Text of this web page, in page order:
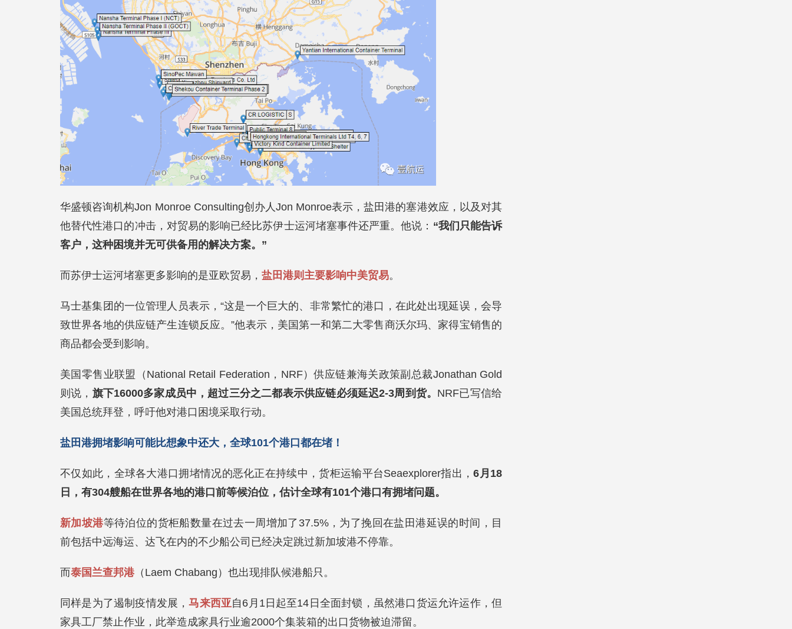
华盛顿咨询机构Jon Monroe Consulting创办人Jon Monroe表示，盐田港的塞港效应，以及对其
他替代性港口的冲击，对贸易的影响已经比苏伊士运河堵塞事件还严重。他说： “我们只能告诉
客户，这种困境并无可供备用的解决方案。”
而苏伊士运河堵塞更多影响的是亚欧贸易， 盐田港则主要影响中美贸易。
马士基集团的一位管理人员表示，“这是一个巨大的、非常繁忙的港口，在此处出现延误，会导
致世界各地的供应链产生连锁反应。”他表示，美国第一和第二大零售商沃尔玛、家得宝销售的
商品都会受到影响。
美国零售业联盟（National Retail Federation，NRF）供应链兼海关政策副总裁Jonathan Gold
则说， 旗下16000多家成员中，超过三分之二都表示供应链必须延迟2-3周到货。 NRF已写信给
美国总统拜登，呼吁他对港口困境采取行动。
盐田港拥堵影响可能比想象中还大，全球101个港口都在堵！
不仅如此，全球各大港口拥堵情况的恶化正在持续中，货柜运输平台Seaexplorer指出，6月18
日，有304艘船在世界各地的港口前等候泊位，估计全球有101个港口有拥堵问题。
新加坡港等待泊位的货柜船数量在过去一周增加了37.5%，为了挽回在盐田港延误的时间，目
前包括中远海运、达飞在内的不少船公司已经决定跳过新加坡港不停靠。
而泰国兰查邦港 （Laem Chabang）也出现排队候港船只。
同样是为了遏制疫情发展，马来西亚自6月1日起至14日全面封锁，虽然港口货运允许运作，但
家具工厂禁止作业，此举造成家具行业逾2000个集装箱的出口货物被迫滞留。